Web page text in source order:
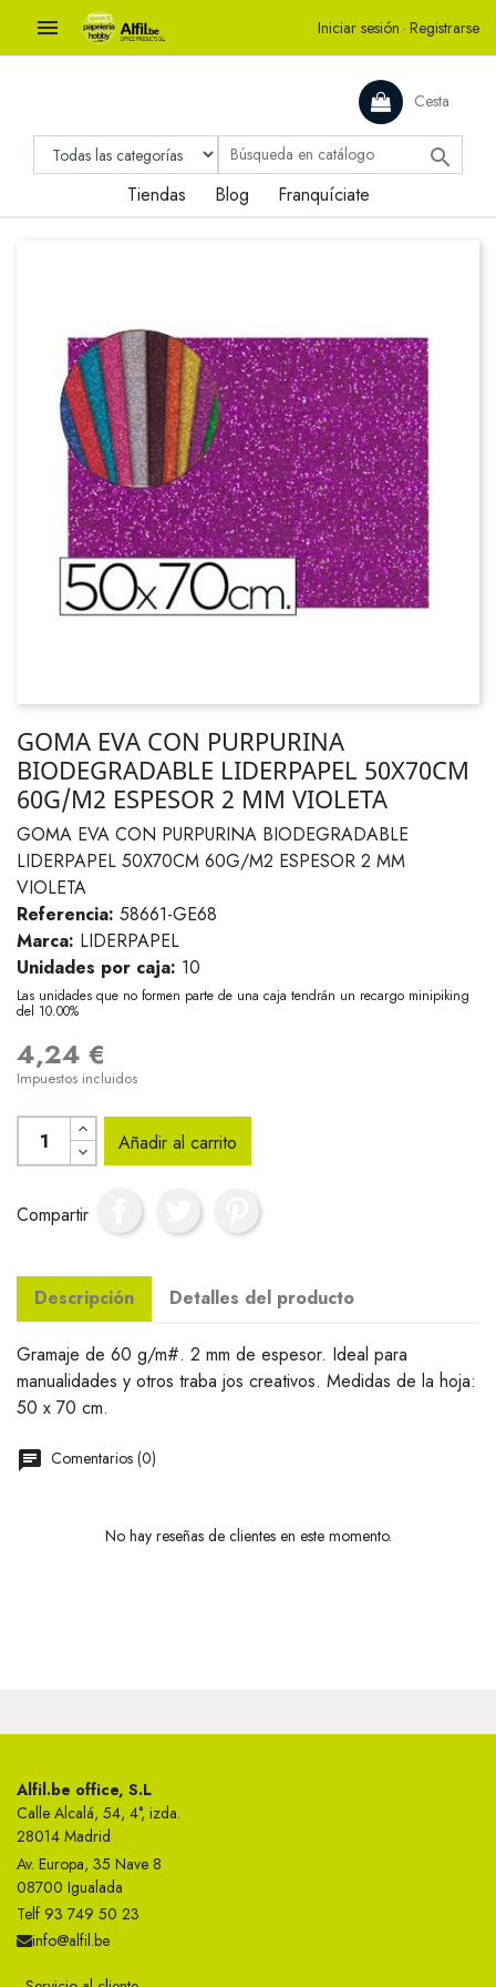
 Iniciar sesión · Registrarse
Cesta

Tiendas Blog Franquíciate
GOMA EVA CON PURPURINA
BIODEGRADABLE LIDERPAPEL 50X70CM
60G/M2 ESPESOR 2 MM VIOLETA
GOMA EVA CON PURPURINA BIODEGRADABLE
LIDERPAPEL 50X70CM 60G/M2 ESPESOR 2 MM
VIOLETA
Referencia: 58661-GE68
Marca: LIDERPAPEL
Unidades por caja: 10
Las unidades que no formen parte de una caja tendrán un recargo minipiking
del 10.00%
4,24 €
Impuestos incluidos
Añadir al carrito
Compartir
Descripción Detalles del producto
Gramaje de 60 g/m#. 2 mm de espesor. Ideal para
manualidades y otros traba jos creativos. Medidas de la hoja:
50 x 70 cm.
Comentarios (0)
No hay reseñas de clientes en este momento.
Alfil.be office, S.L
Calle Alcalá, 54, 4°, izda.
28014 Madrid
Av. Europa, 35 Nave 8
08700 Igualada
Telf 93 749 50 23
info@alfil.be